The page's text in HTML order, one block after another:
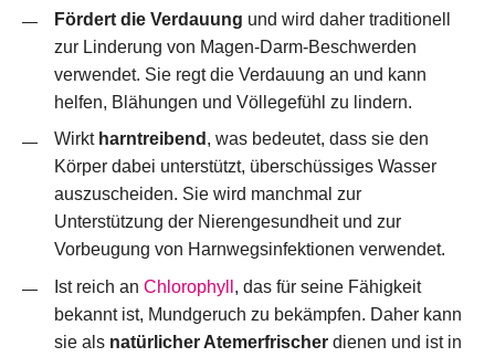
Fördert die Verdauung und wird daher traditionell
zur Linderung von Magen-Darm-Beschwerden
verwendet. Sie regt die Verdauung an und kann
helfen, Blähungen und Völlegefühl zu lindern.
Wirkt harntreibend , was bedeutet, dass sie den
Körper dabei unterstützt, überschüssiges Wasser
auszuscheiden. Sie wird manchmal zur
Unterstützung der Nierengesundheit und zur
Vorbeugung von Harnwegsinfektionen verwendet.
Ist reich an Chlorophyll, das für seine Fähigkeit
bekannt ist, Mundgeruch zu bekämpfen. Daher kann
sie als natürlicher Atemerfrischerdienen und ist in